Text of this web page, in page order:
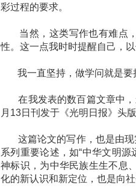
彩过程的要求。
当然，这类写作也有难点，
性。这一点我时时提醒自己，
我一直坚持，做学问就是要
在我发表的数百篇文章中，
月13日刊发于《光明日报》头
这篇论文的写作，也是由现
系列重要论述，如“中华文明
神标识，为中华民族生生不息
化的新认识和新定位，也是向